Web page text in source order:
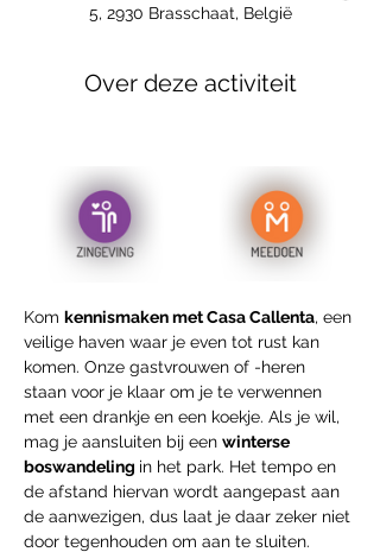
5, 2930 Brasschaat, België
Over deze activiteit
Kom kennismaken met Casa Callenta, een
veilige haven waar je even tot rust kan
komen. Onze gastvrouwen of -heren
staan voor je klaar om je te verwennen
met een drankje en een koekje. Als je wil,
mag je aansluiten bij een winterse
boswandeling in het park. Het tempo en
de afstand hiervan wordt aangepast aan
de aanwezigen, dus laat je daar zeker niet
door tegenhouden om aan te sluiten.